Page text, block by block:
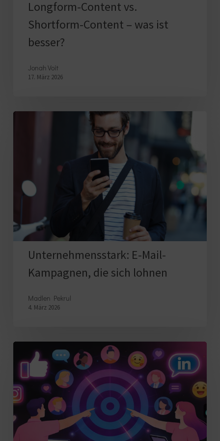
Longform-Content vs.
Shortform-Content – was ist
besser?
Jonah Voit
17. März 2026
Unternehmensstark:
sich
Unternehmensstark: E-Mail-
Kampagnen, die sich lohnen
Madlen Pekrul
4. März 2026
richtige
Zielgruppe
für
Social
Media
definieren: